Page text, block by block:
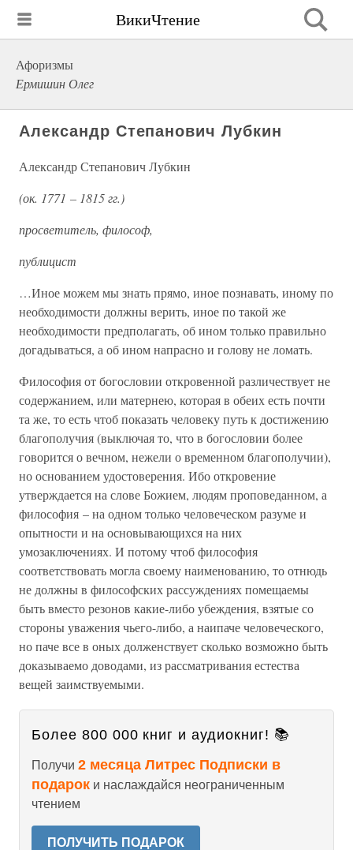
ВикиЧтение
Афоризмы
Ермишин Олег
Александр Степанович Лубкин
Александр Степанович Лубкин
(ок. 1771 – 1815 гг.)
просветитель, философ,
публицист
…Иное можем мы знать прямо, иное познавать, иному по
необходимости должны верить, иное по такой же
необходимости предполагать, об ином только правильно
догадываться, а об ином напрасно и голову не ломать.
Философия от богословии откровенной различествует не
содержанием, или матернею, которая в обеих есть почти
та же, то есть чтоб показать человеку путь к достижению
благополучия (выключая то, что в богословии более
говорится о вечном, нежели о временном благополучии),
но основанием удостоверения. Ибо откровение
утверждается на слове Божием, людям проповеданном, а
философия – на одном только человеческом разуме и
опытности и на основывающихся на них
умозаключениях. И потому чтоб философия
соответствовать могла своему наименованию, то отнюдь
не должны в философских рассуждениях помещаемы
быть вместо резонов какие-либо убеждения, взятые со
стороны уважения чьего-либо, а наипаче человеческого,
но паче все в оных долженствует сколько возможно быть
доказываемо доводами, из рассматривания естества
вещей заимствуемыми.
Более 800 000 книг и аудиокниг! 📚
Получи 2 месяца Литрес Подписки в
подарок и наслаждайся неограниченным
чтением
ПОЛУЧИТЬ ПОДАРОК